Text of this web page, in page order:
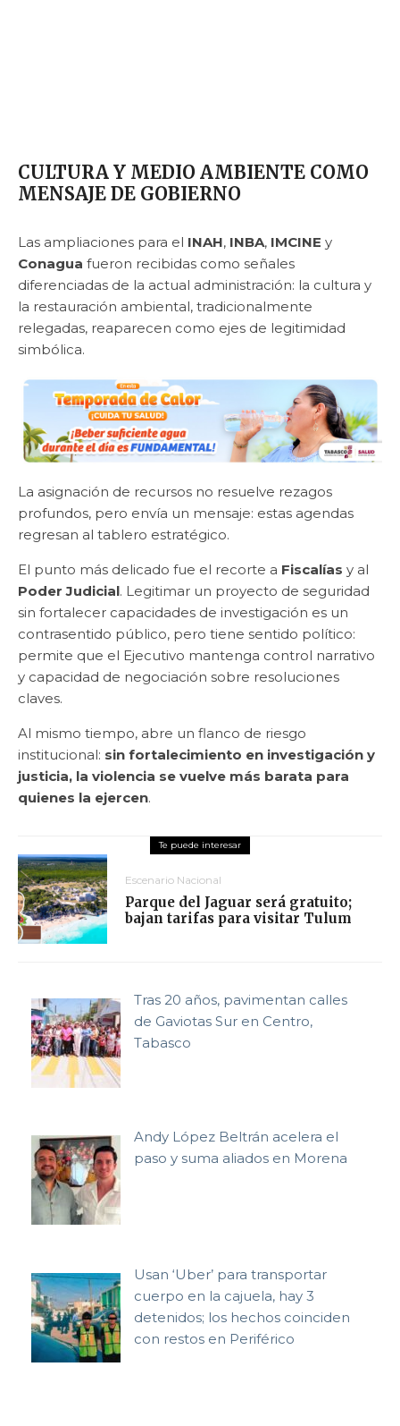
CULTURA Y MEDIO AMBIENTE COMO
MENSAJE DE GOBIERNO
Las ampliaciones para el INAH, INBA, IMCINE y
Conagua fueron recibidas como señales
diferenciadas de la actual administración: la cultura y
la restauración ambiental, tradicionalmente
relegadas, reaparecen como ejes de legitimidad
simbólica.
La asignación de recursos no resuelve rezagos
profundos, pero envía un mensaje: estas agendas
regresan al tablero estratégico.
El punto más delicado fue el recorte a Fiscalías y al
Poder Judicial. Legitimar un proyecto de seguridad
sin fortalecer capacidades de investigación es un
contrasentido público, pero tiene sentido político:
permite que el Ejecutivo mantenga control narrativo
y capacidad de negociación sobre resoluciones
claves.
Al mismo tiempo, abre un flanco de riesgo
institucional: sin fortalecimiento en investigación y
justicia, la violencia se vuelve más barata para
quienes la ejercen.
Escenario Nacional
Parque del Jaguar será gratuito;
bajan tarifas para visitar Tulum
Tras 20 años, pavimentan calles
de Gaviotas Sur en Centro,
Tabasco
Andy López Beltrán acelera el
paso y suma aliados en Morena
Usan ‘Uber’ para transportar
cuerpo en la cajuela, hay 3
detenidos; los hechos coinciden
con restos en Periférico